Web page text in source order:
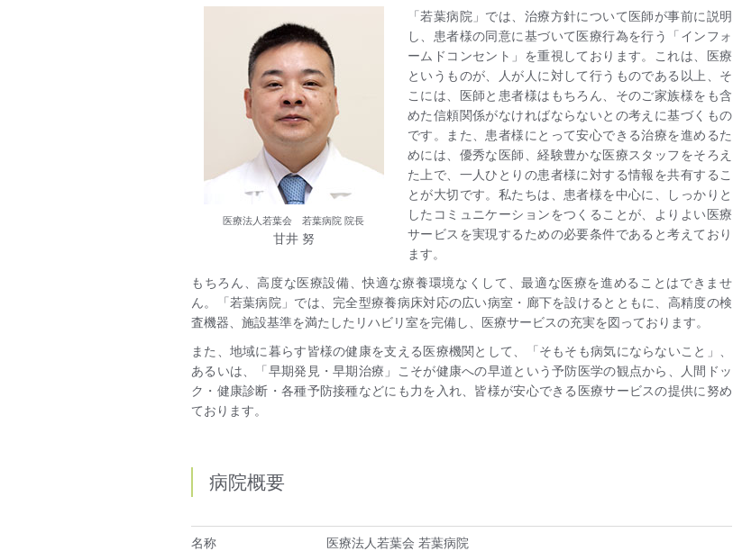
医療法人若葉会 若葉病院 院長
甘井 努
「若葉病院」では、治療方針について医師が事前に説明
し、患者様の同意に基づいて医療行為を行う「インフォ
ームドコンセント」を重視しております。これは、医療
というものが、人が人に対して行うものである以上、そ
こには、医師と患者様はもちろん、そのご家族様をも含
めた信頼関係がなければならないとの考えに基づくもの
です。また、患者様にとって安心できる治療を進めるた
めには、優秀な医師、経験豊かな医療スタッフをそろえ
た上で、一人ひとりの患者様に対する情報を共有するこ
とが大切です。私たちは、患者様を中心に、しっかりと
したコミュニケーションをつくることが、よりよい医療
サービスを実現するための必要条件であると考えており
ます。
もちろん、高度な医療設備、快適な療養環境なくして、最適な医療を進めることはできませ
ん。「若葉病院」では、完全型療養病床対応の広い病室・廊下を設けるとともに、高精度の検
査機器、施設基準を満たしたリハビリ室を完備し、医療サービスの充実を図っております。
また、地域に暮らす皆様の健康を支える医療機関として、「そもそも病気にならないこと」、
あるいは、「早期発見・早期治療」こそが健康への早道という予防医学の観点から、人間ドッ
ク・健康診断・各種予防接種などにも力を入れ、皆様が安心できる医療サービスの提供に努め
ております。
病院概要
名称 医療法人若葉会 若葉病院